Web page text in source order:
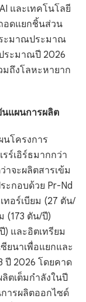
และเทคโนโลยี
อดแยกชิ้นส่วน
ะมาณประมาณ
ระมาณปี 2026
มถึงโลหะหายาก
นแผนการผลิต
นโครงการ
ร์เอิร์ธมากกว่า
าจะผลิตสารเข้ม
ะกอบด้วย Pr-Nd
ทอร์เบียม (27 ตัน/
(173 ตัน/ปี)
) และอิตเทรียม
ยนาเพื่อแยกและ
ปี 2026 โดยคาด
ตเต็มกำลังในปี
ารผลิตออกไซด์